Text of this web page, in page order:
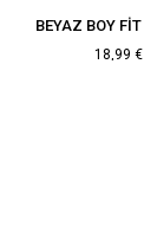
18,99 €